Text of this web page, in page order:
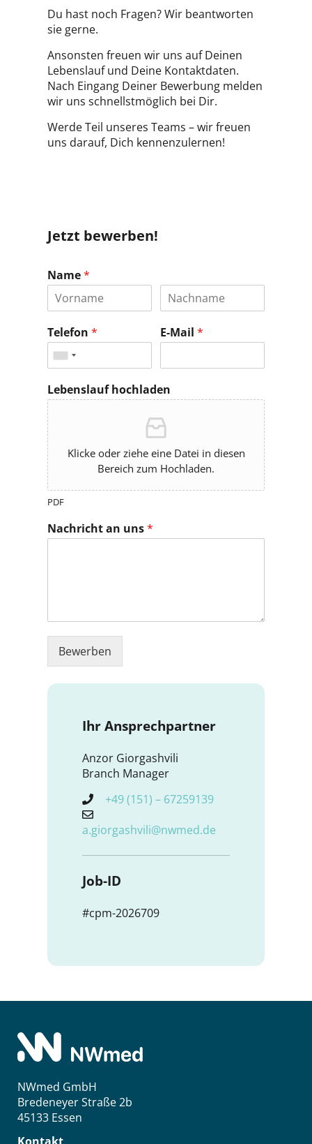
Du hast noch Fragen? Wir beantworten
sie gerne.
Ansonsten freuen wir uns auf Deinen
Lebenslauf und Deine Kontaktdaten.
Nach Eingang Deiner Bewerbung melden
wir uns schnellstmöglich bei Dir.
Werde Teil unseres Teams – wir freuen
uns darauf, Dich kennenzulernen!
Jetzt bewerben!
Name*
Telefon * E-Mail*
Lebenslauf hochladen
Klicke oder ziehe eine Datei in diesen
Bereich zum Hochladen.
PDF
Nachricht an uns*
Bewerben
Ihr Ansprechpartner
Anzor Giorgashvili
Branch Manager
+49 (151) – 67259139
a.giorgashvili@nwmed.de
Job-ID
#cpm-2026709
NWmed GmbH
Bredeneyer Straße 2b
45133 Essen